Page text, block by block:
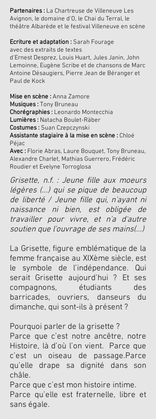
Partenaires : La Chartreuse de Villeneuve Les
Avignon, le domaine d'O, le Chai du Terral, le
théâtre Albarède et le festival Villeneuve en scène
Ecriture et adaptation : Sarah Fourage
avec des extraits de textes
d'Ernest Desprez, Louis Huart, Jules Janin, John
Lemoinne, Eugène Scribe et de chansons de Marc
Antoine Désaugiers, Pierre Jean de Béranger et
Paul de Kock
Mise en scène :Anna Zamore
Musiques :Tony Bruneau
Chorégraphies : Leonardo Montecchia
Lumières : Natacha Boulet-Räber
Costumes : Suan Czepczynski
Assistante stagiaire à la mise en scène :Chloé
Péjac
Avec : Florie Abras, Laure Bouquet, Tony Bruneau,
Alexandre Charlet, Mathias Guerrero, Frédéric
Roudier et Evelyne Torroglosa
Grisette, n.f. : Jeune fille aux moeurs
légères (...) qui se pique de beaucoup
de liberté / Jeune fille qui, n'ayant ni
naissance ni bien, est obligée de
travailler pour vivre, et n'a d'autre
soutien que l'ouvrage de ses mains(...)
La Grisette, figure emblématique de la
femme française au XIXème siècle, est
le symbole de l’indépendance. Qui
serait Grisette aujourd’hui ? Et ses
compagnons, étudiants des
barricades, ouvriers, danseurs du
dimanche, qui sont-ils à présent ?
Pourquoi parler de la grisette ?
Parce que c’est notre ancêtre, notre
Histoire, là d’où l’on vient. Parce que
c’est un oiseau de passage.Parce
qu’elle drape sa dignité dans son
châle.
Parce que c’est mon histoire intime.
Parce qu’elle est fraternelle, libre et
sans égale.